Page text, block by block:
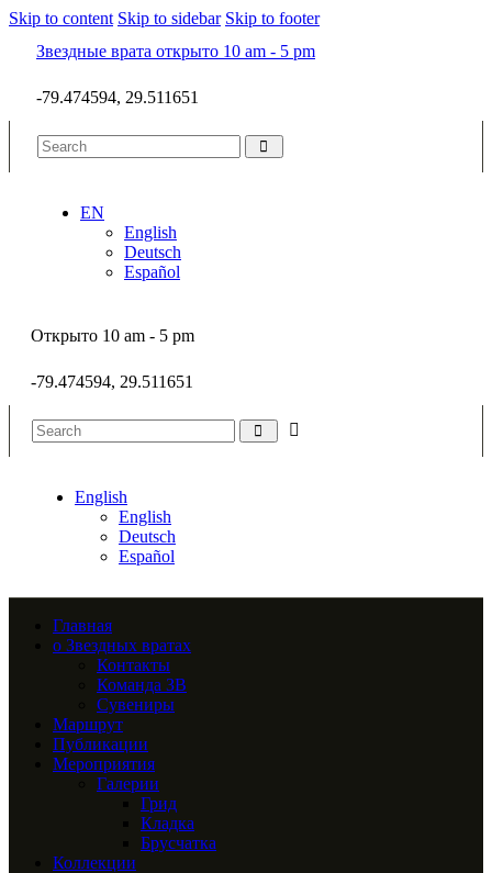
Skip to content Skip to sidebar Skip to footer
Звездные врата открыто 10 am - 5 pm
-79.474594, 29.511651
EN
English
Deutsch
Español
Открыто 10 am - 5 pm
-79.474594, 29.511651
English
English
Deutsch
Español
Главная
о Звездных вратах
Контакты
Команда ЗВ
Сувениры
Маршрут
Публикации
Мероприятия
Галерии
Грид
Кладка
Брусчатка
Коллекции